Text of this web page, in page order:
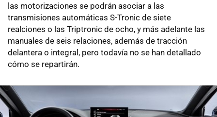
las motorizaciones se podrán asociar a las
transmisiones automáticas S-Tronic de siete
realciones o las Triptronic de ocho, y más adelante las
manuales de seis relaciones, además de tracción
delantera o integral, pero todavía no se han detallado
cómo se repartirán.